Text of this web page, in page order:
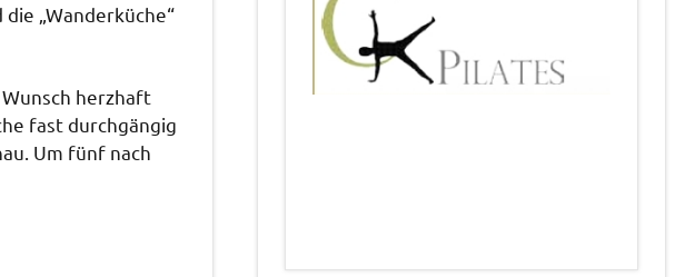
„Wanderküche“
herzhaft
fast durchgängig
Um fünf nach